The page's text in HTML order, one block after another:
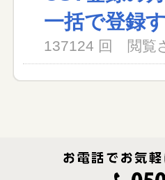
一括で登録
137124 回 閲覧